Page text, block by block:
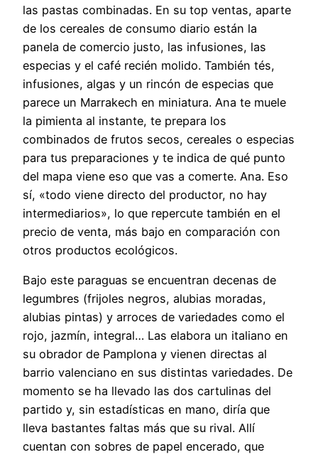
las pastas combinadas. En su top ventas, aparte
de los cereales de consumo diario están la
panela de comercio justo, las infusiones, las
especias y el café recién molido. También tés,
infusiones, algas y un rincón de especias que
parece un Marrakech en miniatura. Ana te muele
la pimienta al instante, te prepara los
combinados de frutos secos, cereales o especias
para tus preparaciones y te indica de qué punto
del mapa viene eso que vas a comerte. Ana. Eso
sí, «todo viene directo del productor, no hay
intermediarios», lo que repercute también en el
precio de venta, más bajo en comparación con
otros productos ecológicos.
Bajo este paraguas se encuentran decenas de
legumbres (frijoles negros, alubias moradas,
alubias pintas) y arroces de variedades como el
rojo, jazmín, integral… Las elabora un italiano en
su obrador de Pamplona y vienen directas al
barrio valenciano en sus distintas variedades. De
momento se ha llevado las dos cartulinas del
partido y, sin estadísticas en mano, diría que
lleva bastantes faltas más que su rival. Allí
cuentan con sobres de papel encerado, que